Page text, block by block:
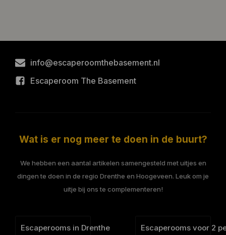
info@escaperoomthebasement.nl
Escaperoom The Basement
Wat is er nog meer te doen in de buurt?
We hebben een aantal artikelen samengesteld met uitjes en
dingen te doen in de regio Drenthe en Hoogeveen. Leuk om je
uitje bij ons te complementeren!
Escaperooms in Drenthe Escaperooms voor 2